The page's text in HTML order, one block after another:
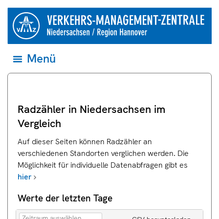
Springe direkt zum Inhalt
zur
Startseite
der
Verkehrsmanagementzentrale
und
Hannover
Menü
öffnen
und
Menü
Radzähler in Niedersachsen im
Vergleich
Auf dieser Seiten können Radzähler an
verschiedenen Standorten verglichen werden. Die
Möglichkeit für individuelle Datenabfragen gibt es
hier
Werte der letzten Tage